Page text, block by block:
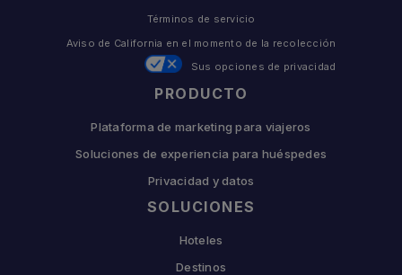
PRODUCTO
Plataforma de marketing para viajeros
Soluciones de experiencia para huéspedes
Privacidad y datos
SOLUCIONES
Hoteles
Destinos
Términos de servicio
Aviso de California en el momento de la recolección
Sus opciones de privacidad